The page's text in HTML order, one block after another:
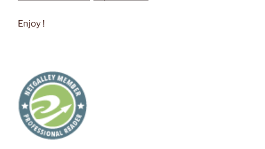
Enjoy !